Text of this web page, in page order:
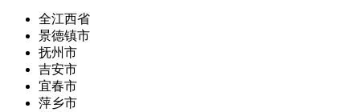
全江西省
景德镇市
抚州市
吉安市
宜春市
萍乡市